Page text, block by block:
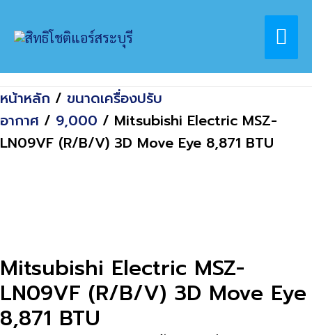
Home
สินค้า
Mitsubishi Electric MSZ-LN09VF (R/B/V)
หน้าหลัก / ขนาดเครื่องปรับ
อากาศ / 9,000 / Mitsubishi Electric MSZ-
LN09VF (R/B/V) 3D Move Eye 8,871 BTU
Mitsubishi Electric MSZ-
LN09VF (R/B/V) 3D Move Eye
8,871 BTU